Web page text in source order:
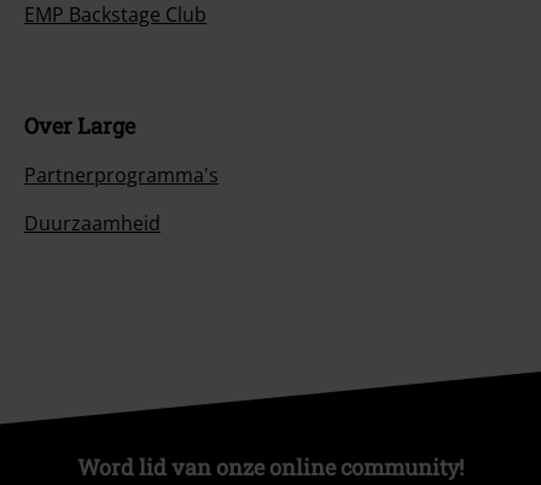
EMP Backstage Club
Over Large
Partnerprogramma's
Duurzaamheid
Word lid van onze online community!